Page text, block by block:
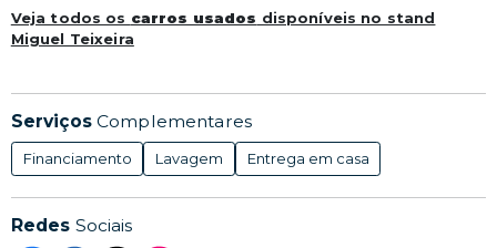
Veja todos os carros usados disponíveis no stand
Miguel Teixeira
ServiçosComplementares
Financiamento Lavagem Entrega em casa
Redes Sociais